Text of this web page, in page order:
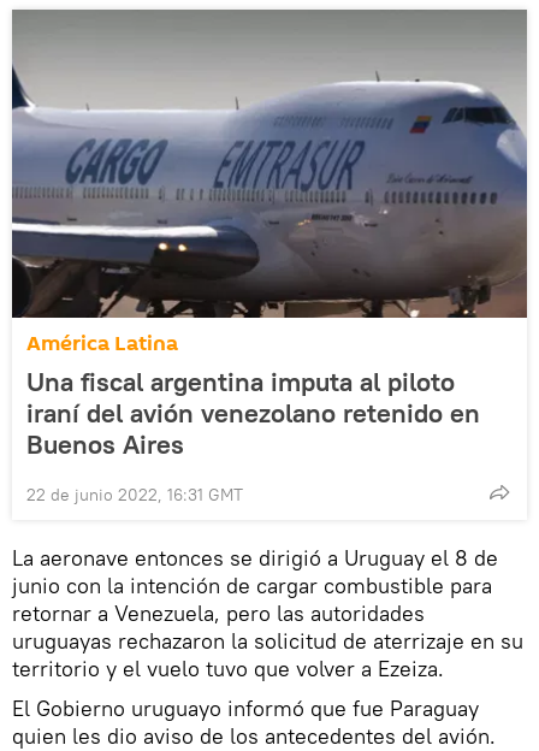
América Latina
Una fiscal argentina imputa al piloto
iraní del avión venezolano retenido en
Buenos Aires
22 de junio 2022, 16:31 GMT
La aeronave entonces se dirigió a Uruguay el 8 de
junio con la intención de cargar combustible para
retornar a Venezuela, pero las autoridades
uruguayas rechazaron la solicitud de aterrizaje en su
territorio y el vuelo tuvo que volver a Ezeiza.
El Gobierno uruguayo informó que fue Paraguay
quien les dio aviso de los antecedentes del avión.